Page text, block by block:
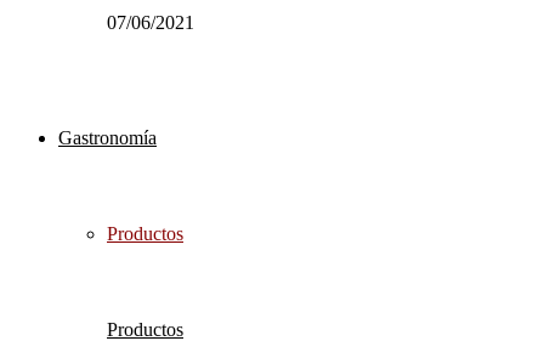
07/06/2021
Gastronomía
Productos
Productos